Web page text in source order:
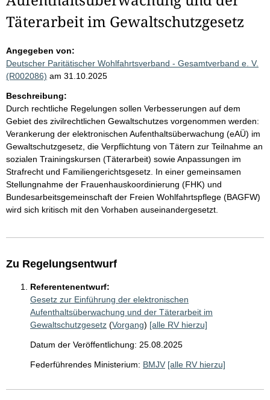
Täterarbeit im Gewaltschutzgesetz
Angegeben von:
Deutscher Paritätischer Wohlfahrtsverband - Gesamtverband e. V.
(R002086) am 31.10.2025
Beschreibung:
Durch rechtliche Regelungen sollen Verbesserungen auf dem
Gebiet des zivilrechtlichen Gewaltschutzes vorgenommen werden:
Verankerung der elektronischen Aufenthaltsüberwachung (eAÜ) im
Gewaltschutzgesetz, die Verpflichtung von Tätern zur Teilnahme an
sozialen Trainingskursen (Täterarbeit) sowie Anpassungen im
Strafrecht und Familiengerichtsgesetz. In einer gemeinsamen
Stellungnahme der Frauenhauskoordinierung (FHK) und
Bundesarbeitsgemeinschaft der Freien Wohlfahrtspflege (BAGFW)
wird sich kritisch mit den Vorhaben auseinandergesetzt.
Zu Regelungsentwurf
Referentenentwurf:
Gesetz zur Einführung der elektronischen
Aufenthaltsüberwachung und der Täterarbeit im
Gewaltschutzgesetz (Vorgang) [alle RV hierzu]
Datum der Veröffentlichung: 25.08.2025
Federführendes Ministerium: BMJV [alle RV hierzu]